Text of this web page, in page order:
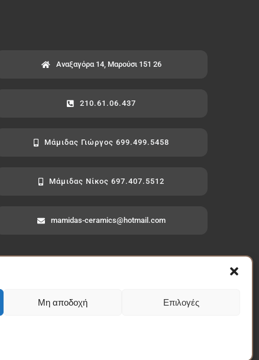
Μη αποδοχή Επιλογές
Αναξαγόρα 14, Μαρούσι 151 26
210.61.06.437
Μάμιδας Γιώργος 699.499.5458
Μάμιδας Νίκος 697.407.5512
mamidas-ceramics@hotmail.com